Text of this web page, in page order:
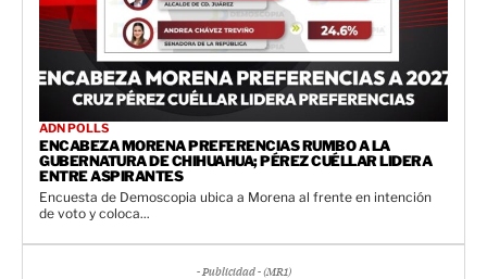
ADN POLLS
ENCABEZA MORENA PREFERENCIAS RUMBO A LA
GUBERNATURA DE CHIHUAHUA; PÉREZ CUÉLLAR LIDERA
ENTRE ASPIRANTES
Encuesta de Demoscopia ubica a Morena al frente en intención
de voto y coloca...
- Publicidad - (MR1)